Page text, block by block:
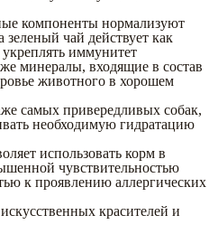
компоненты нормализуют
чай действует как
иммунитет
минералы, входящие в состав
животного в хорошем
самых привередливых собак,
необходимую гидратацию
использовать корм в
чувствительностью
к проявлению аллергических
красителей и